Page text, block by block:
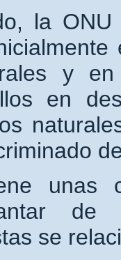
la
y
en
unas
de
se